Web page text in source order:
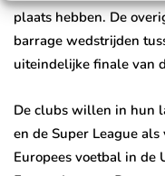
plaats hebben. De
barrage wedstrijden
uiteindelijke finale van
De clubs willen in hun
en de Super League
Europees voetbal in de